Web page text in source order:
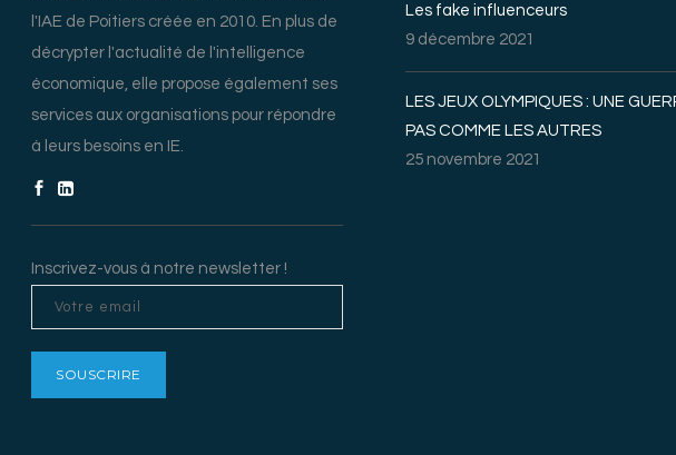
l'IAE de Poitiers créée en 2010. En plus de
décrypter l'actualité de l'intelligence
économique, elle propose également ses
services aux organisations pour répondre
à leurs besoins en IE.
Inscrivez-vous à notre newsletter !
Les fake influenceurs
9 décembre 2021
LES JEUX OLYMPIQUES : UNE
PAS COMME LES AUTRES
25 novembre 2021